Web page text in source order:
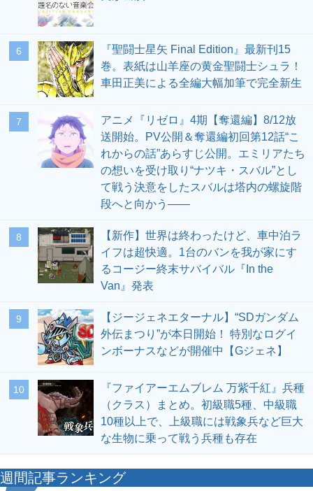
6
『聖闘士星矢 Final Edition』最新刊15
巻。表紙は山羊座の黄金聖闘士シュラ！
車田正美による全編大幅加筆で完全新生
7
アニメ『リゼロ』4期【奪還編】8/12放
送開始。PV公開＆奪還編初回第12話“こ
れからの話”あらすじ公開。エミリアたち
の想いを受け取り“ナツキ・スバル”とし
て戦う決意をしたスバルは塔内の螺旋階
段へと向かう――
8
【新作】世界は終わったけど、車中泊ラ
イフは超快適。1台のバンを我が家にす
るコージー終末サバイバル『In the
Van』発表
9
【ジージェネエターナル】“SDガンダム
外伝まつり”が本日開始！ 特別なログイ
ンボーナスなどが開催中【Gジェネ】
10
『ファイアーエムブレム 万紫千紅』兵種
（クラス）まとめ。初級職5種、中級職
10種以上で、上級職には戦象兵など巨大
な生物に乗って戦う兵種も存在
週間記事ランキング